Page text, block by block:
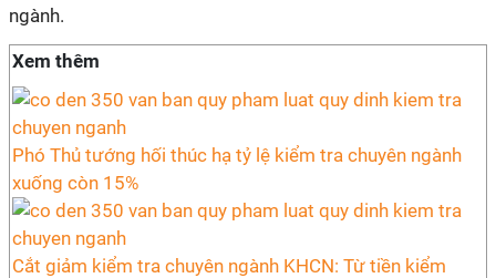
ngành.
Xem thêm
Phó Thủ tướng hối thúc hạ tỷ lệ kiểm tra chuyên ngành
xuống còn 15%
Cắt giảm kiểm tra chuyên ngành KHCN: Từ tiền kiểm